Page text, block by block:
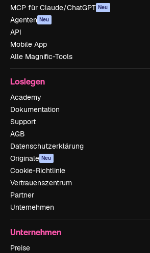
MCP für Claude/ChatGPT Neu
Agenten Neu
API
Mobile App
Alle Magnific-Tools
Loslegen
Academy
Dokumentation
Support
AGB
Datenschutzerklärung
Originale Neu
Cookie-Richtlinie
Vertrauenszentrum
Partner
Unternehmen
Unternehmen
Preise